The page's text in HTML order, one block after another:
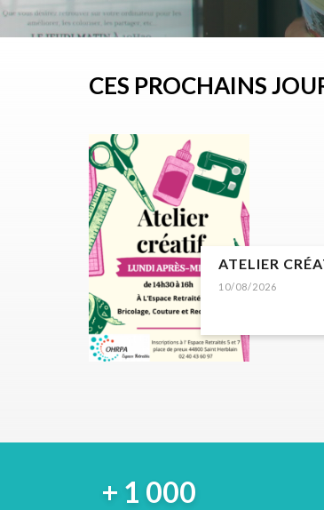
CES PROCHAINS
10/08/2026
ATELIER
+ 1 000